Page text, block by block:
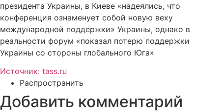
президента Украины, в Киеве «надеялись, что
конференция ознаменует собой новую веху
международной поддержки» Украины, однако в
реальности форум «показал потерю поддержки
Украины со стороны глобального Юга»
Источник: tass.ru
Распространить
Добавить комментарий